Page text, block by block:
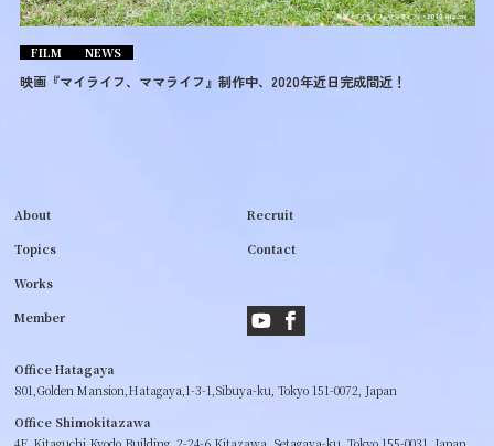
FILM NEWS
映画『マイライフ、ママライフ』制作中、2020年近日完成間近！
About
Topics
Works
Member
Recruit
Contact
Office Hatagaya
801,Golden Mansion,Hatagaya,1-3-1,Sibuya-ku, Tokyo 151-0072, Japan
Office Shimokitazawa